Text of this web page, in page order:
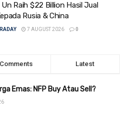
Raih $22 Billion Hasil Jual
Rusia & China
7 AUGUST 2026 0
Comments Latest
Emas: NFP Buy Atau Sell?